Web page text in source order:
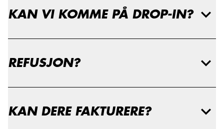
KAN VI KOMME PÅ DROP-IN?
REFUSJON?
KAN DERE FAKTURERE?